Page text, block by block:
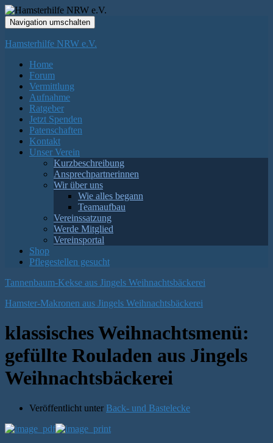
Navigation umschalten
Hamsterhilfe NRW e.V.
Home
Forum
Vermittlung
Aufnahme
Ratgeber
Jetzt Spenden
Patenschaften
Kontakt
Unser Verein
Kurzbeschreibung
Ansprechpartnerinnen
Wir über uns
Wie alles begann
Teamaufbau
Vereinssatzung
Werde Mitglied
Vereinsportal
Shop
Pflegestellen gesucht
Tannenbaum-Kekse aus Jingels Weihnachtsbäckerei
Hamster-Makronen aus Jingels Weihnachtsbäckerei
klassisches Weihnachtsmenü:
gefüllte Rouladen aus Jingels
Weihnachtsbäckerei
Veröffentlicht unter Back- und Bastelecke